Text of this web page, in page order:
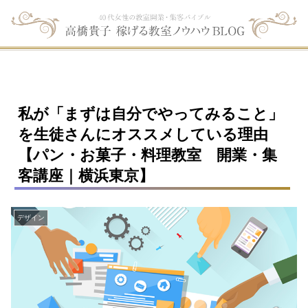
私が「まずは自分でやってみること」
を生徒さんにオススメしている理由
【パン・お菓子・料理教室 開業・集
客講座｜横浜東京】
デザイン